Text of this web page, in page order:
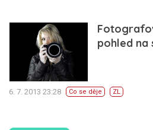
pohled na
6. 7. 2013 23:28 Co se děje ZL